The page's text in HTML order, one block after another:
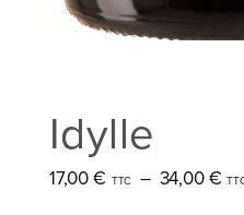
Idylle
17,00€ – 34,00€